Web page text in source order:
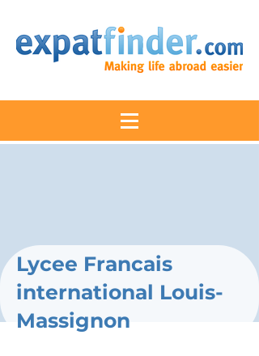
Lycee Francais
international Louis-
Massignon